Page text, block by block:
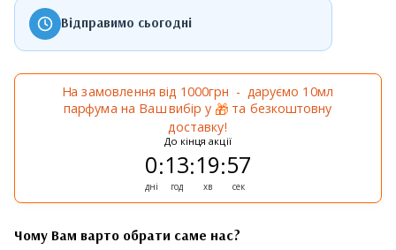
Відправимо сьогодні
На замовлення від 1000грн - даруємо 10мл
парфума на Ваш вибір у 🎁 та безкоштовну
доставку!
До кінця акції
0
дні
:13
год
:19
хв
:57
сек
Чому Вам варто обрати саме нас?